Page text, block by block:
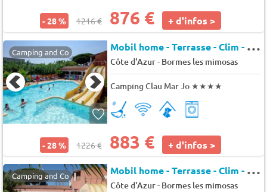
- 28 % 1216 € 876 € + d'infos >
Camping and Co M
obil home - Terrasse - Clim - TV 6 pers.
Côte d'Azur- Bormes les mimosas
Camping Clau Mar Jo ★★★★
- 28 % 1226 € 883 € + d'infos >
Camping and Co M
obil home - Terrasse - Clim - TV 8 pers.
Côte d'Azur- Bormes les mimosas